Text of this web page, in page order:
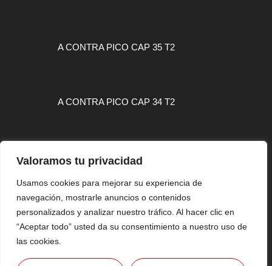
Valoramos tu privacidad
Usamos cookies para mejorar su experiencia de
navegación, mostrarle anuncios o contenidos
personalizados y analizar nuestro tráfico. Al hacer clic en
“Aceptar todo” usted da su consentimiento a nuestro uso de
las cookies.
A CONTRA PICO CAP 35 T2
A CONTRA PICO CAP 34 T2
MAPA WEB
CONTACTO